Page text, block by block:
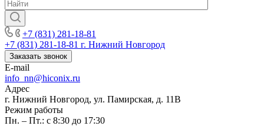
+7 (831) 281-18-81
+7 (831) 281-18-81 г. Нижний Новгород
Заказать звонок
E-mail
info_nn@hiconix.ru
Адрес
г. Нижний Новгород, ул. Памирская, д. 11В
Режим работы
Пн. – Пт.: с 8:30 до 17:30